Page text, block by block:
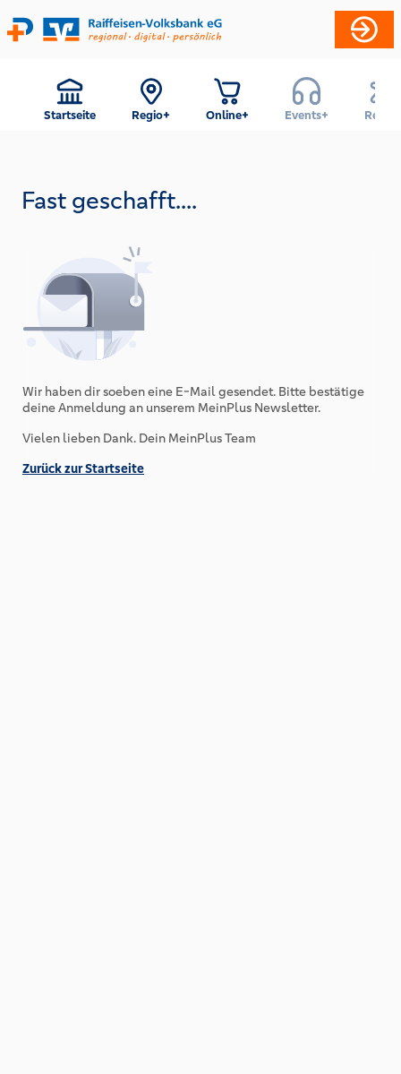
Startseite Regio+ Online+ Events+ Reise+
Fast geschafft....
Wir haben dir soeben eine E-Mail gesendet. Bitte bestätige
deine Anmeldung an unserem MeinPlus Newsletter.
Vielen lieben Dank. Dein MeinPlus Team
Zurück zur Startseite